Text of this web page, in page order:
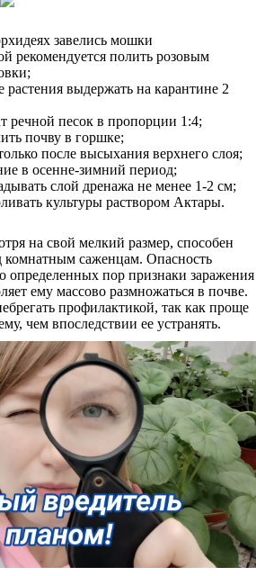
завелись мошки
рекомендуется полить розовым
выдержать на карантине 2
речной песок в пропорции 1:4;
почву в горшке;
после высыхания верхнего слоя;
в осенне-зимний период;
слой дренажа не менее 1-2 см;
культуры раствором Актары.
на свой мелкий размер, способен
комнатным саженцам. Опасность
определенных пор признаки заражения
ему массово размножаться в почве.
профилактикой, так как проще
чем впоследствии ее устранять.